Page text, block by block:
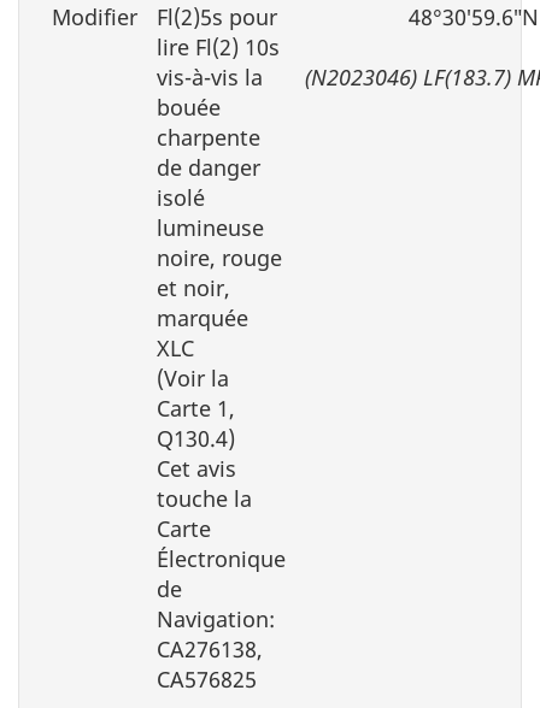
Modifier
Fl(2)5s pour
lire Fl(2) 10s
vis-à-vis la
bouée
charpente
de danger
isolé
lumineuse
noire, rouge
et noir,
marquée
XLC
(Voir la
Carte 1,
Q130.4)
Cet avis
touche la
Carte
Électronique
de
Navigation:
CA276138,
CA576825
(N2023046) LF(183.7)